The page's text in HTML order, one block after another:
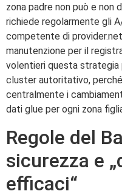
zona padre non può e non
richiede regolarmente gli
competente di
manutenzione per il
volentieri questa
cluster autoritativo,
centralmente i
dati glue per ogni zona
Regole del
sicurezza e
efficaci“